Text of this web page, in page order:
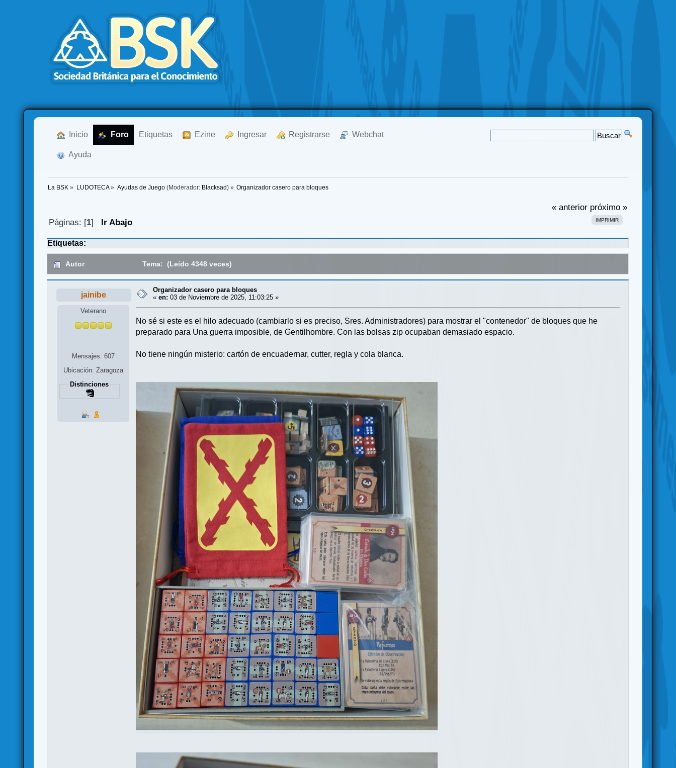
Inicio Foro Etiquetas Ezine Ingresar Registrarse Webchat
Ayuda
La BSK » LUDOTECA» Ayudas de Juego(Moderador: Blacksad ) » Organizador casero para bloques
« anterior próximo »
IMPRIMIR
Páginas: [1] Ir Abajo
Etiquetas:
Autor Tema: (Leído 4348 veces)
jainibe
Veterano
Mensajes: 607
Ubicación: Zaragoza
Distinciones
Organizador casero para bloques
«en: 03 de Noviembre de 2025, 11:03:25 »
No sé si este es el hilo adecuado (cambiarlo si es preciso, Sres. Administradores) para mostrar el "contenedor" de bloques que he
preparado para Una guerra imposible, de Gentilhombre. Con las bolsas zip ocupaban demasiado espacio.
No tiene ningún misterio: cartón de encuadernar, cutter, regla y cola blanca.